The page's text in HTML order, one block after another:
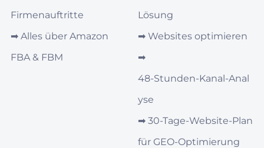
Firmenauftritte
➡︎ Alles über Amazon
FBA & FBM
Lösung
➡︎ Websites optimieren
➡︎
48‑Stunden‑Kanal‑Anal
yse
➡︎ 30‑Tage‑Website-Plan
für GEO‑Optimierung